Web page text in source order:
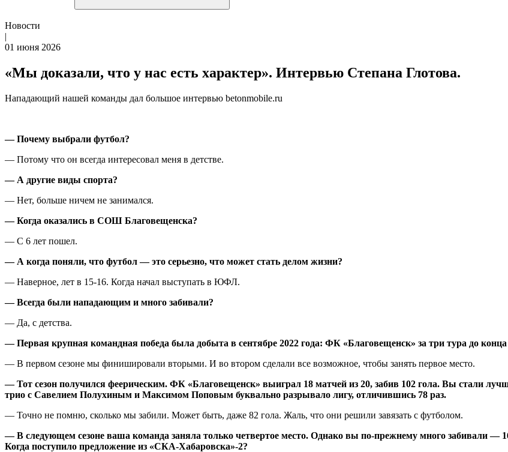
Новости
|
01 июня 2026
«Мы доказали, что у нас есть характер». Интервью Степана Глотова.
Нападающий нашей команды дал большое интервью betonmobile.ru
— Почему выбрали футбол?
— Потому что он всегда интересовал меня в детстве.
— А другие виды спорта?
— Нет, больше ничем не занимался.
— Когда оказались в СОШ Благовещенска?
— С 6 лет пошел.
— А когда поняли, что футбол — это серьезно, что может стать делом жизни?
— Наверное, лет в 15-16. Когда начал выступать в ЮФЛ.
— Всегда были нападающим и много забивали?
— Да, с детства.
— Первая крупная командная победа была добыта в сентябре 2022 года: ФК «Благовещенск» за три тура до
— В первом сезоне мы финишировали вторыми. И во втором сделали все возможное, чтобы занять первое место.
— Тот сезон получился феерическим. ФК «Благовещенск» выиграл 18 матчей из 20, забив 102 гола. Вы стали
трио с Савелием Полухиным и Максимом Поповым буквально разрывало лигу, отличившись 78 раз.
— Точно не помню, сколько мы забили. Может быть, даже 82 гола. Жаль, что они решили завязать с футболом.
— В следующем сезоне ваша команда заняла только четвертое место. Однако вы по-прежнему много забивали —
Когда поступило предложение из «СКА-Хабаровска»-2?